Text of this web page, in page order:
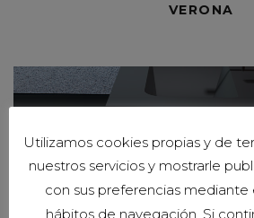
VERONA
Utilizamos cookies propias y de
nuestros servicios y mostrarle
con sus preferencias mediante
hábitos de navegación. Si